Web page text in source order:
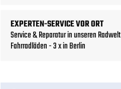
EXPERTEN-SERVICE VOR ORT
Service & Reparatur in unseren Radwelt
Fahrradläden - 3 x in Berlin